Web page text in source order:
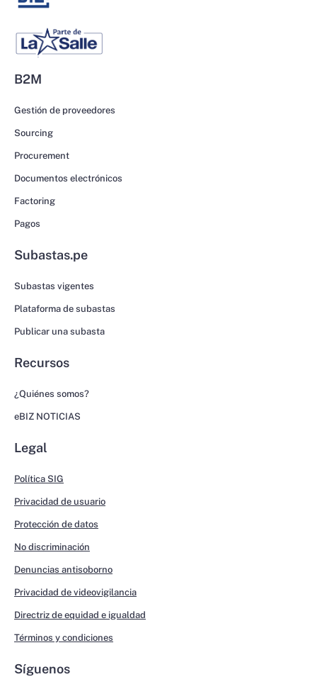
B2M
Gestión de proveedores
Sourcing
Procurement
Documentos electrónicos
Factoring
Pagos
Subastas.pe
Subastas vigentes
Plataforma de subastas
Publicar una subasta
Recursos
¿Quiénes somos?
eBIZ NOTICIAS
Legal
Política SIG
Privacidad de usuario
Protección de datos
No discriminación
Denuncias antisoborno
Privacidad de videovigilancia
Directriz de equidad e igualdad
Términos y condiciones
Síguenos